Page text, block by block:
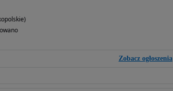
Zobacz ogłoszenia